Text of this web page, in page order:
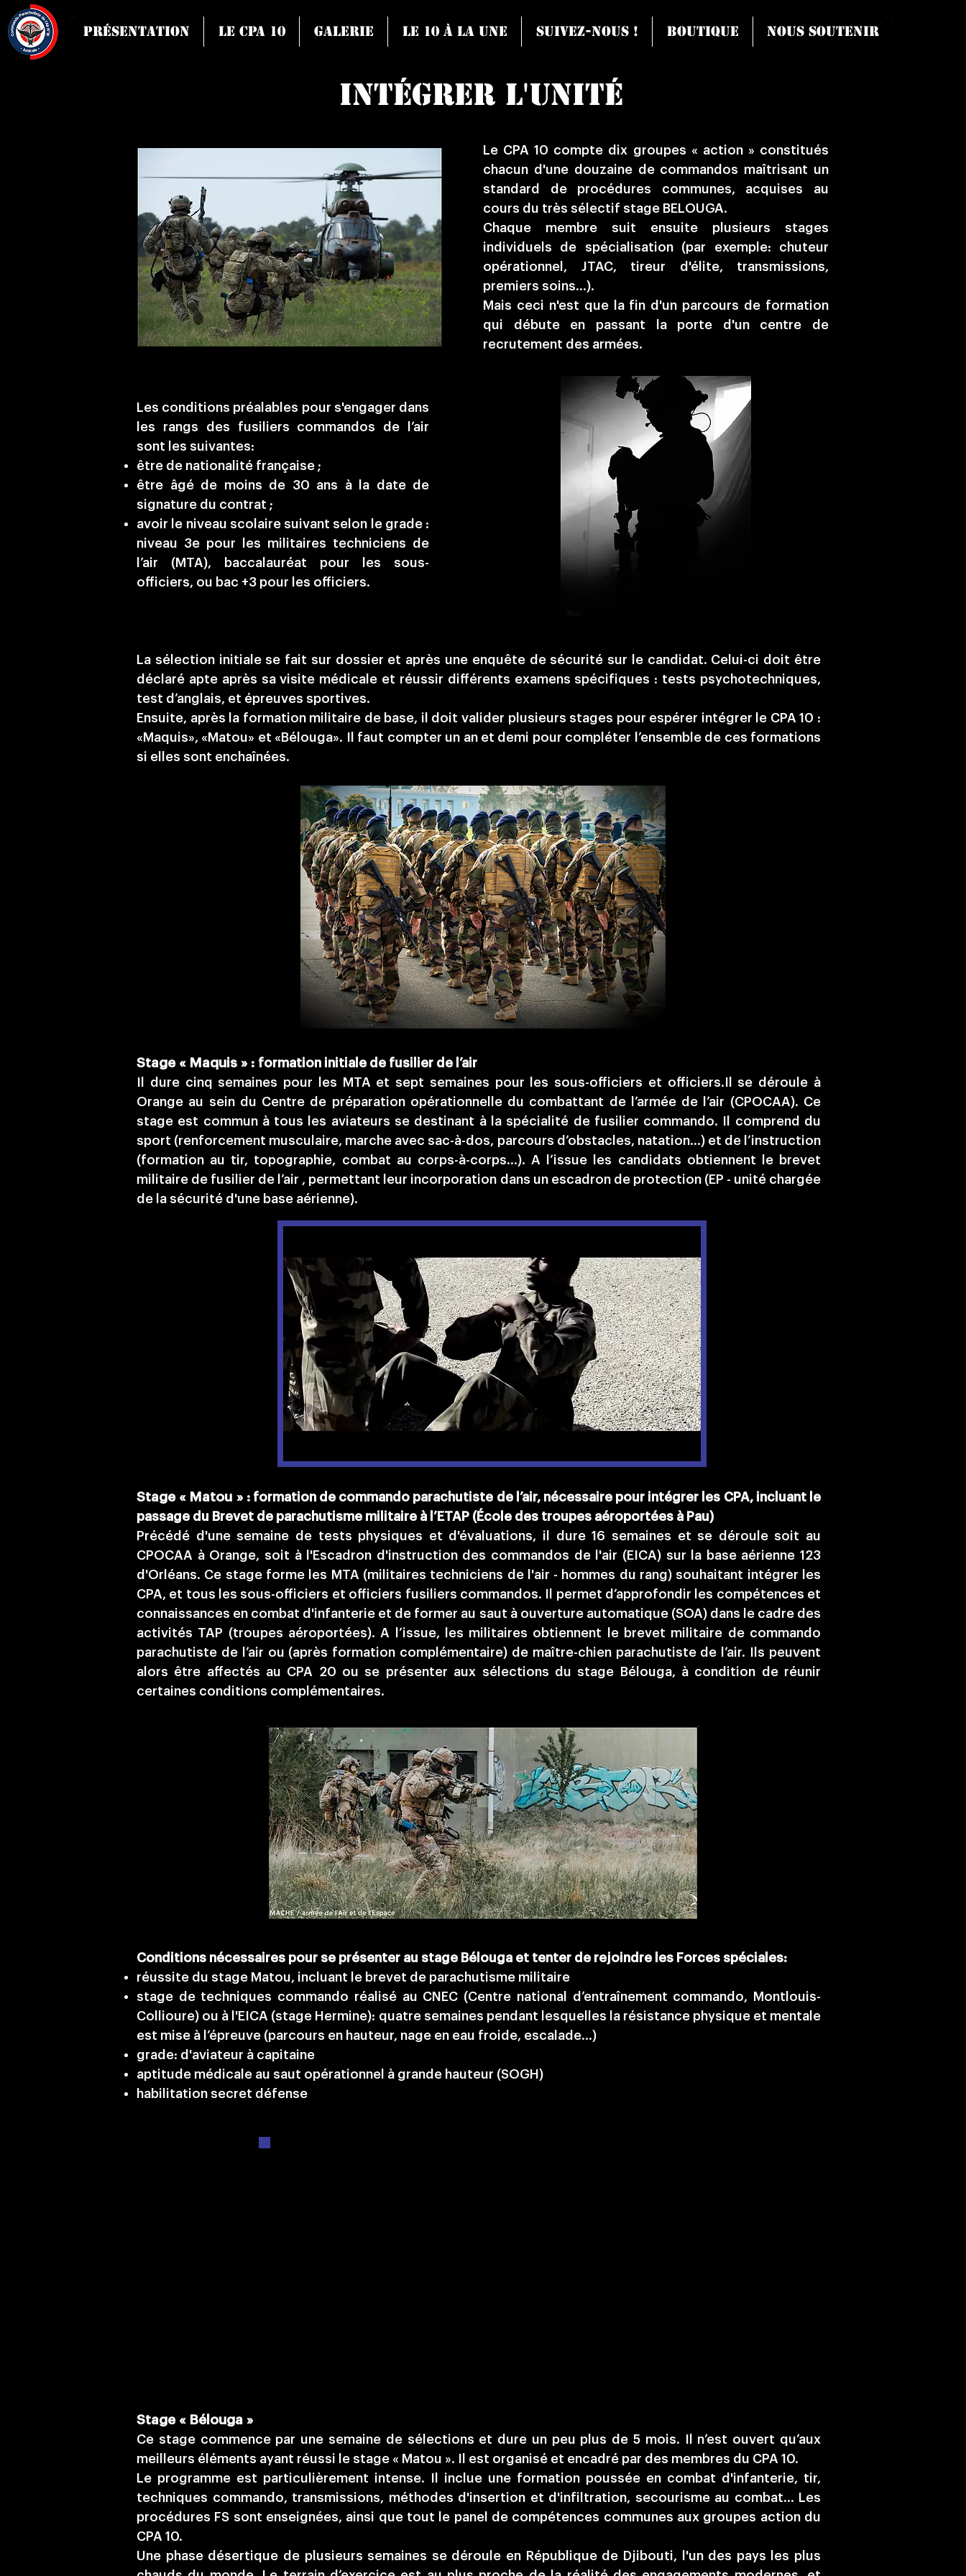
Présentation Le CPA 10 Galerie Le 10 à la une Suivez-nous ! Boutique Nous soutenir
intégrer l'unité
Les conditions préalables pour s'engager dans
les rangs des fusiliers commandos de l’air
sont les suivantes:
être de nationalité française ;
être âgé de moins de 30 ans à la date de
signature du contrat ;
avoir le niveau scolaire suivant selon le grade :
niveau 3e pour les militaires techniciens de
l’air (MTA), baccalauréat pour les sous-
officiers, ou bac +3 pour les officiers.
Le CPA 10 compte dix groupes « action » constitués
chacun d'une douzaine de commandos maîtrisant un
standard de procédures communes, acquises au
cours du très sélectif stage BELOUGA.
Chaque membre suit ensuite plusieurs stages
individuels de spécialisation (par exemple: chuteur
opérationnel, JTAC, tireur d'élite, transmissions,
premiers soins...).
Mais ceci n'est que la fin d'un parcours de formation
qui débute en passant la porte d'un centre de
recrutement des armées.
La sélection initiale se fait sur dossier et après une enquête de sécurité sur le candidat. Celui-ci doit être
déclaré apte après sa visite médicale et réussir différents examens spécifiques : tests psychotechniques,
test d’anglais, et épreuves sportives.
Ensuite, après la formation militaire de base, il doit valider plusieurs stages pour espérer intégrer le CPA 10 :
«Maquis», «Matou» et «Bélouga». Il faut compter un an et demi pour compléter l’ensemble de ces formations
si elles sont enchaînées.
Stage « Maquis » : formation initiale de fusilier de l’air
Il dure cinq semaines pour les MTA et sept semaines pour les sous-officiers et officiers.Il se déroule à
Orange au sein du Centre de préparation opérationnelle du combattant de l’armée de l’air (CPOCAA). Ce
stage est commun à tous les aviateurs se destinant à la spécialité de fusilier commando. Il comprend du
sport (renforcement musculaire, marche avec sac-à-dos, parcours d’obstacles, natation…) et de l’instruction
(formation au tir, topographie, combat au corps-à-corps…). A l’issue les candidats obtiennent le brevet
militaire de fusilier de l’air , permettant leur incorporation dans un escadron de protection (EP - unité chargée
de la sécurité d'une base aérienne).
Stage « Matou » :formation de commando parachutiste de l’air, nécessaire pour intégrer les CPA, incluant le
passage du Brevet de parachutisme militaire à l’ETAP (École des troupes aéroportées à Pau)
Précédé d'une semaine de tests physiques et d'évaluations, il dure 16 semaines et se déroule soit au
CPOCAA à Orange, soit à l'Escadron d'instruction des commandos de l'air (EICA) sur la base aérienne 123
d'Orléans. Ce stage forme les MTA (militaires techniciens de l'air - hommes du rang) souhaitant intégrer les
CPA, et tous les sous-officiers et officiers fusiliers commandos. Il permet d’approfondir les compétences et
connaissances en combat d'infanterie et de former au saut à ouverture automatique (SOA) dans le cadre des
activités TAP (troupes aéroportées). A l’issue, les militaires obtiennent le brevet militaire de commando
parachutiste de l’air ou (après formation complémentaire) de maître-chien parachutiste de l’air. Ils peuvent
alors être affectés au CPA 20 ou se présenter aux sélections du stage Bélouga, à condition de réunir
certaines conditions complémentaires.
Conditions nécessaires pour se présenter au stage Bélouga et tenter de rejoindre les Forces spéciales:
réussite du stage Matou, incluant le brevet de parachutisme militaire
stage de techniques commando réalisé au CNEC (Centre national d’entraînement commando, Montlouis-
Collioure) ou à l'EICA (stage Hermine): quatre semaines pendant lesquelles la résistance physique et mentale
est mise à l’épreuve (parcours en hauteur, nage en eau froide, escalade…)
grade: d'aviateur à capitaine
aptitude médicale au saut opérationnel à grande hauteur (SOGH)
habilitation secret défense
​​​​​​​​​​​​​Stage « Bélouga »
Ce stage commence par une semaine de sélections et dure un peu plus de 5 mois. Il n’est ouvert qu’aux
meilleurs éléments ayant réussi le stage « Matou ». Il est organisé et encadré par des membres du CPA 10.
Le programme est particulièrement intense. Il inclue une formation poussée en combat d'infanterie, tir,
techniques commando, transmissions, méthodes d'insertion et d'infiltration, secourisme au combat... Les
procédures FS sont enseignées, ainsi que tout le panel de compétences communes aux groupes action du
CPA 10.
Une phase désertique de plusieurs semaines se déroule en République de Djibouti, l'un des pays les plus